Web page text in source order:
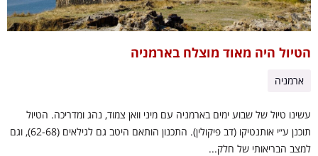
הטיול היה מאוד מוצלח בארמניה
ארמניה
עשינו טיול של שבוע ימים בארמניה עם מיני וואן צמוד, נהג ומדריכה. הטיול
תוכנן ע״י אותנטיקו (דב פיקולין). התכנון הותאם היטב גם לגילאים (62-68), וגם
למצב הבריאותי של חלק...